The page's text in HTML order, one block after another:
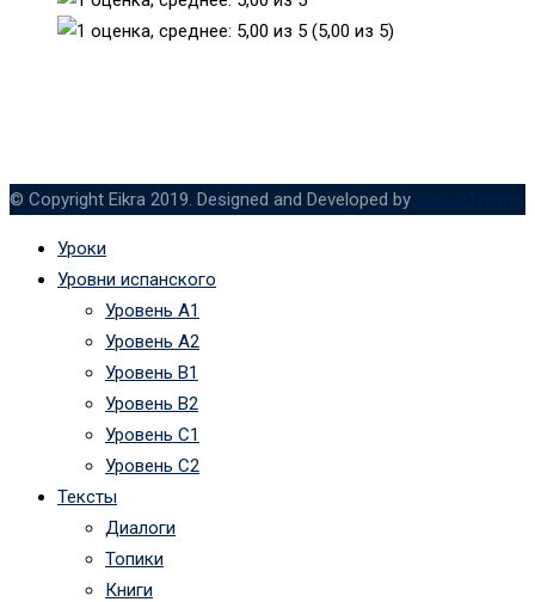
(5,00 из 5)
© Copyright Eikra 2019. Designed and Developed by
Уроки
Уровни испанского
Уровень А1
Уровень А2
Уровень B1
Уровень B2
Уровень C1
Уровень C2
Тексты
Диалоги
Топики
Книги